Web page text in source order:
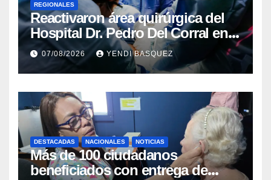
REGIONALES
Reactivaron área quirúrgica del
Hospital Dr. Pedro Del Corral en
Guárico
07/08/2026 YENDI BASQUEZ
DESTACADAS NACIONALES NOTICIAS
Más de 100 ciudadanos
beneficiados con entrega de